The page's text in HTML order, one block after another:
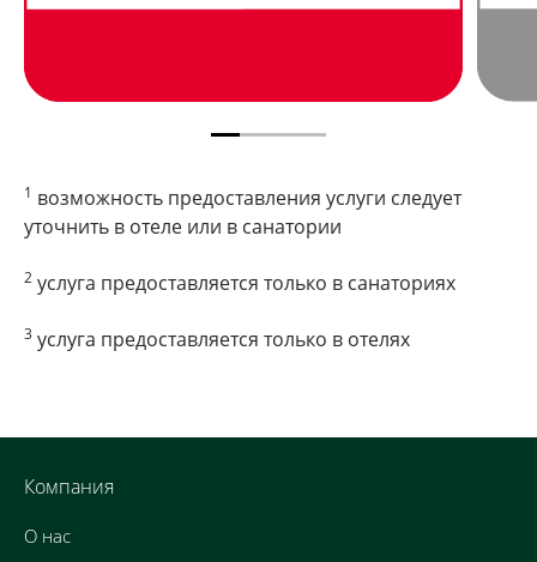
1 возможность предоставления услуги следует
уточнить в отеле или в санатории
2 услуга предоставляется только в санаториях
3 услуга предоставляется только в отелях
Компания
О нас